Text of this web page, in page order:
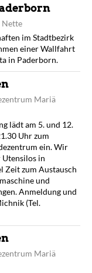
Nette
im Stadtbezirk
einer Wallfahrt
in Paderborn.
Mariä
lädt am 5. und 12.
Uhr zum
ein. Wir
Utensilos in
Zeit zum Austausch
und
Anmeldung und
(Tel.
Mariä